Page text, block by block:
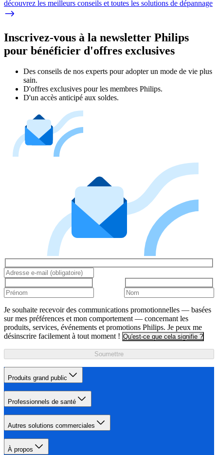
découvrez les meilleurs conseils et toutes les solutions de dépannage
Inscrivez-vous à la newsletter Philips
pour bénéficier d'offres exclusives
Des conseils de nos experts pour adopter un mode de vie plus
sain.
D'offres exclusives pour les membres Philips.
D'un accès anticipé aux soldes.
Je souhaite recevoir des communications promotionnelles — basées
sur mes préférences et mon comportement — concernant les
produits, services, événements et promotions Philips. Je peux me
désinscrire facilement à tout moment ! Qu'est-ce que cela signifie ?
Soumettre
Produits grand public
Professionnels de santé
Autres solutions commerciales
À propos